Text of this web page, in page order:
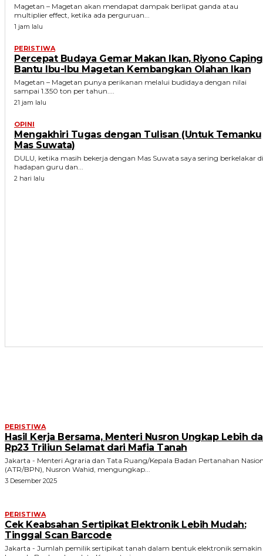
Magetan – Magetan akan mendapat dampak berlipat ganda atau
multiplier effect, ketika ada perguruan...
1 jam lalu
PERISTIWA
Percepat Budaya Gemar Makan Ikan, Riyono Caping
Bantu Ibu-Ibu Magetan Kembangkan Olahan Ikan
Magetan – Magetan punya perikanan melalui budidaya dengan nilai
sampai 1.350 ton per tahun....
21 jam lalu
OPINI
Mengakhiri Tugas dengan Tulisan (Untuk Temanku
Mas Suwata)
DULU, ketika masih bekerja dengan Mas Suwata saya sering berkelakar di
hadapan guru dan...
2 hari lalu
PERISTIWA
Hasil Kerja Bersama, Menteri Nusron Ungkap Lebih
Rp23 Triliun Selamat dari Mafia Tanah
Jakarta - Menteri Agraria dan Tata Ruang/Kepala Badan Pertanahan
(ATR/BPN), Nusron Wahid, mengungkap...
3 Desember 2025
PERISTIWA
Cek Keabsahan Sertipikat Elektronik Lebih Mudah:
Tinggal Scan Barcode
Jakarta - Jumlah pemilik sertipikat tanah dalam bentuk elektronik semakin